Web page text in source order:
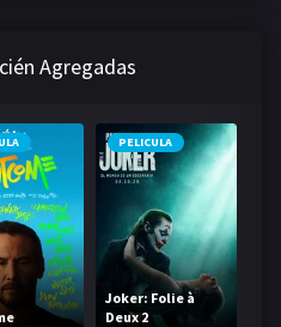
Agregadas
PELICULA
Joker: Folie à
Deux 2